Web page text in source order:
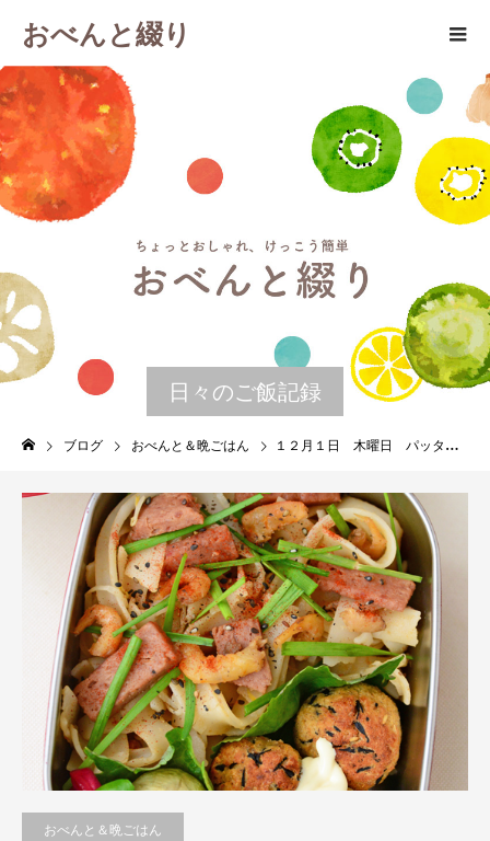
おべんと綴り
日々のご飯記録
ブログ おべんと＆晩ごはん １２月１日 木曜日 パッタイ＆おから団子
おべんと＆晩ごはん